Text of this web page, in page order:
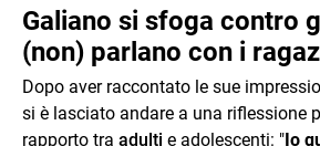
Galiano si sfoga contro
(non) parlano con i
Dopo aver raccontato le sue
si è lasciato andare a una riflessione
rapporto tra adulti e adolescenti: "Io